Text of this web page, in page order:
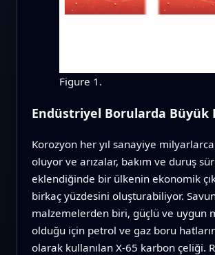
Figure 1.
Endüstriyel Borularda Büyük
Korozyon her yıl sanayiye
oluyor ve arızalar, bakım ve duruş
eklendiğinde bir ülkenin ekonomik
birkaç yüzdesini oluşturabiliyor.
malzemelerden biri, güçlü ve uygun
olduğu için petrol ve gaz boru
olarak kullanılan X‑65 karbon çeliği.